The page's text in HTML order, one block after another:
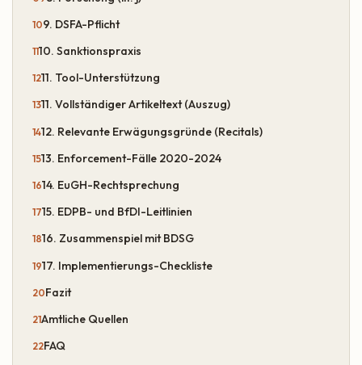
9. DSFA-Pflicht
10. Sanktionspraxis
11. Tool-Unterstützung
11. Vollständiger Artikeltext (Auszug)
12. Relevante Erwägungsgründe (Recitals)
13. Enforcement-Fälle 2020-2024
14. EuGH-Rechtsprechung
15. EDPB- und BfDI-Leitlinien
16. Zusammenspiel mit BDSG
17. Implementierungs-Checkliste
Fazit
Amtliche Quellen
FAQ